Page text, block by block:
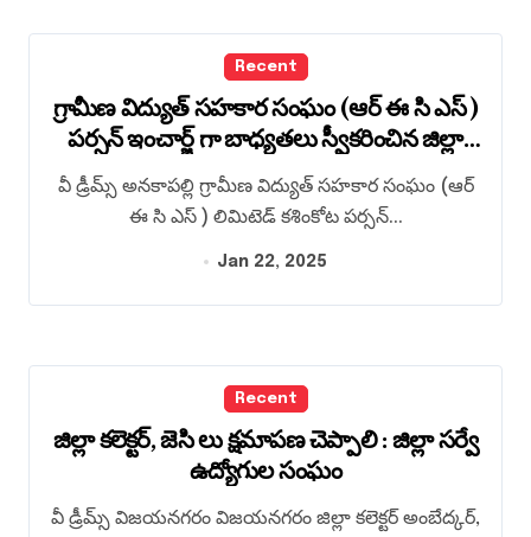
Recent
గ్రామీణ విద్యుత్ సహకార సంఘం (ఆర్ ఈ సి ఎస్ )
పర్సన్ ఇంచార్జ్ గా బాధ్యతలు స్వీకరించిన జిల్లా
కలెక్టర్ విజయ కృష్ణన్
వీ డ్రీమ్స్ అనకాపల్లి గ్రామీణ విద్యుత్ సహకార సంఘం (ఆర్
ఈ సి ఎస్ ) లిమిటెడ్ కశింకోట పర్సన్...
Jan 22, 2025
Recent
జిల్లా కలెక్టర్, జెసి లు క్షమాపణ చెప్పాలి : జిల్లా సర్వే
ఉద్యోగుల సంఘం
వీ డ్రీమ్స్ విజయనగరం విజయనగరం జిల్లా కలెక్టర్ అంబేద్కర్,